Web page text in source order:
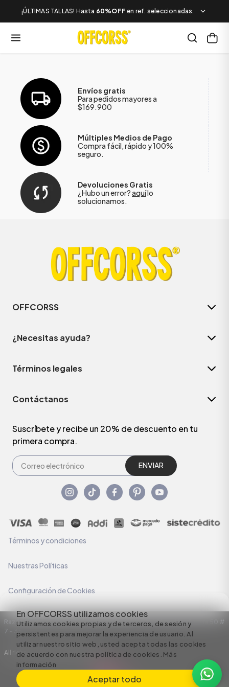
¡ÚLTIMAS TALLAS! Hasta 60%OFF en ref. seleccionadas.
En OFFCORSS utilizamos cookies
Utilizamos cookies propias y de terceros, de sesión y
persistentes para mejorar la experiencia de usuario. Al
utilizar nuestro sitio web, usted acepta todas las cookies
de acuerdo con nuestra política de cookies. Más
información
Aceptar todo
Envíos gratis
Para pedidos mayores a
$169.900
Múltiples Medios de Pago
Compra fácil, rápido y 100%
seguro.
Devoluciones Gratis
¿Hubo un error?aquílo
solucionamos.
OFFCORSS
¿Necesitas ayuda?
Términos legales
Contáctanos
Suscríbete y recibe un 20% de descuento en tu
primera compra.
ENVIAR
Términos y condiciones
Nuestras Políticas
Configuración de Cookies
Razón Social: C.I HERMECO S.A. NIT: 890924167-6 Dirección: Carrera 50 #
7 – 35
All rights reserved empowered by